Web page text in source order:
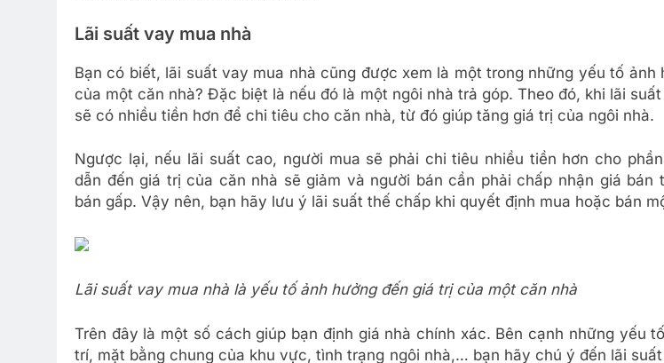
Lãi suất vay mua nhà
Bạn có biết, lãi suất vay mua nhà cũng được xem là một trong những yếu tố ảnh
của một căn nhà? Đặc biệt là nếu đó là một ngôi nhà trả góp. Theo đó, khi lãi
sẽ có nhiều tiền hơn để chi tiêu cho căn nhà, từ đó giúp tăng giá trị của ngôi nhà.
Ngược lại, nếu lãi suất cao, người mua sẽ phải chi tiêu nhiều tiền hơn cho
dẫn đến giá trị của căn nhà sẽ giảm và người bán cần phải chấp nhận giá bán
bán gấp. Vậy nên, bạn hãy lưu ý lãi suất thế chấp khi quyết định mua hoặc bán
Lãi suất vay mua nhà là yếu tố ảnh hưởng đến giá trị của một căn nhà
Trên đây là một số cách giúp bạn định giá nhà chính xác. Bên cạnh những yếu
trí, mặt bằng chung của khu vực, tình trạng ngôi nhà,… bạn hãy chú ý đến lãi